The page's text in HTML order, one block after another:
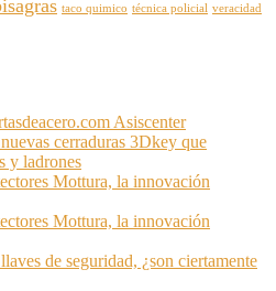
taco quimico técnica policial veracidad
Asiscenter
cerraduras 3Dkey que
y ladrones
Mottura, la innovación
Mottura, la innovación
de seguridad, ¿son ciertamente